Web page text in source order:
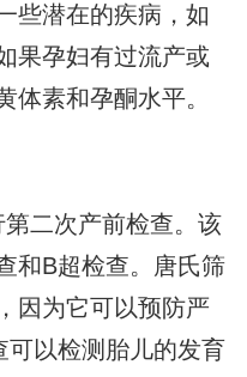
些潜在的疾病，如
果孕妇有过流产或
体素和孕酮水平。
二次产前检查。该
和B超检查。唐氏筛
因为它可以预防严
可以检测胎儿的发育